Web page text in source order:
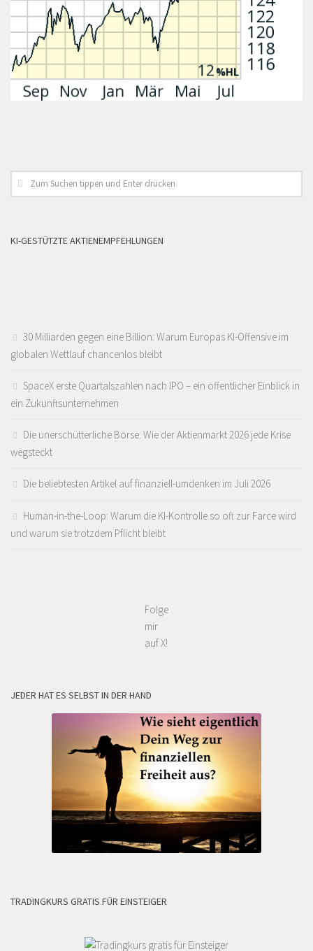
KI-GESTÜTZTE AKTIENEMPFEHLUNGEN
30 Milliarden gegen eine Billion: Warum Europas KI-Offensive im
globalen Wettlauf chancenlos bleibt
SpaceX erste Quartalszahlen nach IPO – ein öffentlicher Einblick in
ein Zukunftsunternehmen
Die unerschütterliche Börse: Wie der Aktienmarkt 2026 jede Krise
wegsteckt
Die beliebtesten Artikel auf finanziell-umdenken im Juli 2026
Human-in-the-Loop: Warum die KI-Kontrolle so oft zur Farce wird
und warum sie trotzdem Pflicht bleibt
Folge
mir
auf X!
JEDER HAT ES SELBST IN DER HAND
TRADINGKURS GRATIS FÜR EINSTEIGER